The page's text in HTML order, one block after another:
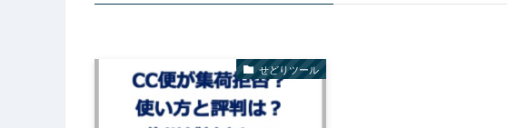
せどりツール